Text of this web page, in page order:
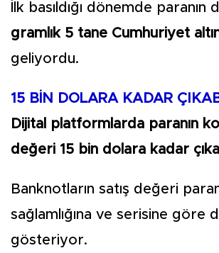
İlk basıldığı dönemde paranın
gramlık 5 tane Cumhuriyet
geliyordu.
15 BİN DOLARA KADAR
Dijital platformlarda paranın
değeri 15 bin dolara kadar
Banknotların satış değeri
sağlamlığına ve serisine göre
gösteriyor.